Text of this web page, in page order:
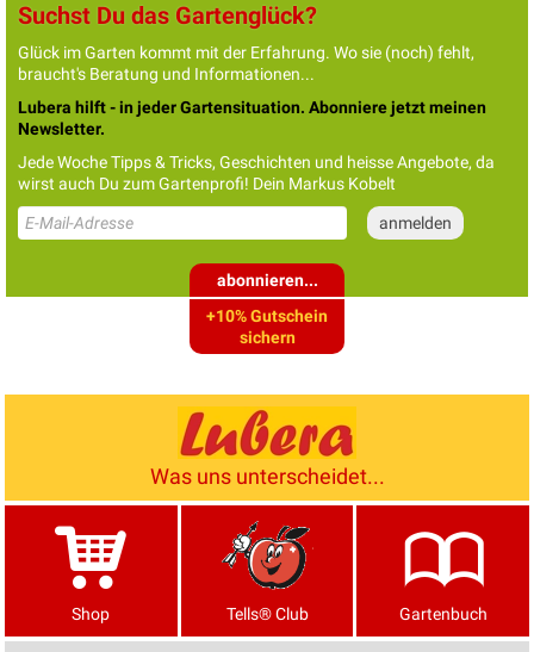
Suchst Du das Gartenglück?
Glück im Garten kommt mit der Erfahrung. Wo sie (noch) fehlt,
braucht's Beratung und Informationen...
Lubera hilft - in jeder Gartensituation. Abonniere jetzt meinen
Newsletter.
Jede Woche Tipps & Tricks, Geschichten und heisse Angebote, da
wirst auch Du zum Gartenprofi! Dein Markus Kobelt
abonnieren...
+10% Gutschein
sichern
Was uns unterscheidet...
Shop Tells® Club Gartenbuch